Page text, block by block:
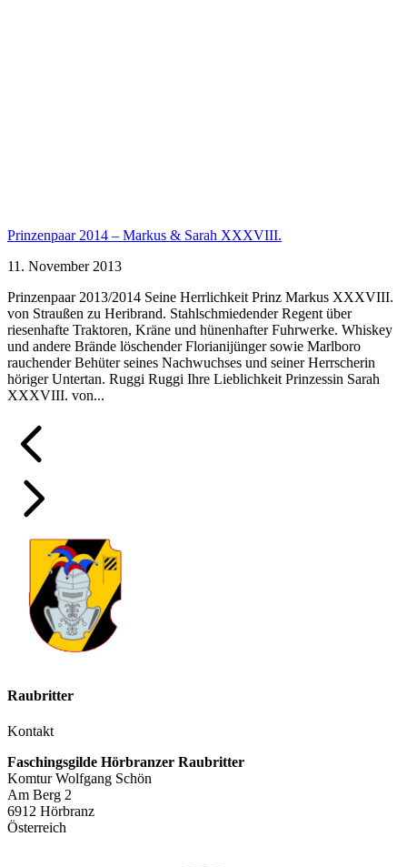
Prinzenpaar 2014 – Markus & Sarah XXXVIII.
11. November 2013
Prinzenpaar 2013/2014 Seine Herrlichkeit Prinz Markus XXXVIII.
von Straußen zu Heribrand. Stahlschmiedender Regent über
riesenhafte Traktoren, Kräne und hünenhafter Fuhrwerke. Whiskey
und andere Brände löschender Florianijünger sowie Marlboro
rauchender Behüter seines Nachwuchses und seiner Herrscherin
höriger Untertan. Ruggi Ruggi Ihre Lieblichkeit Prinzessin Sarah
XXXVIII. von...
Raubritter
Kontakt
Faschingsgilde Hörbranzer Raubritter
Komtur Wolfgang Schön
Am Berg 2
6912 Hörbranz
Österreich